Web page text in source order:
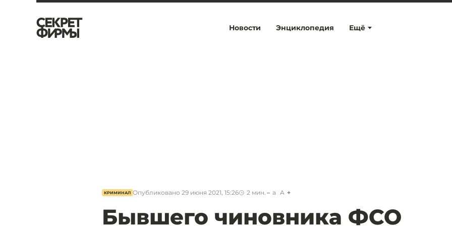
Ещё
Новости Энциклопедия
КРИМИНАЛ Опубликовано 29 июня 2021, 15:26 2 мин. a A
Бывшего чиновника ФСО